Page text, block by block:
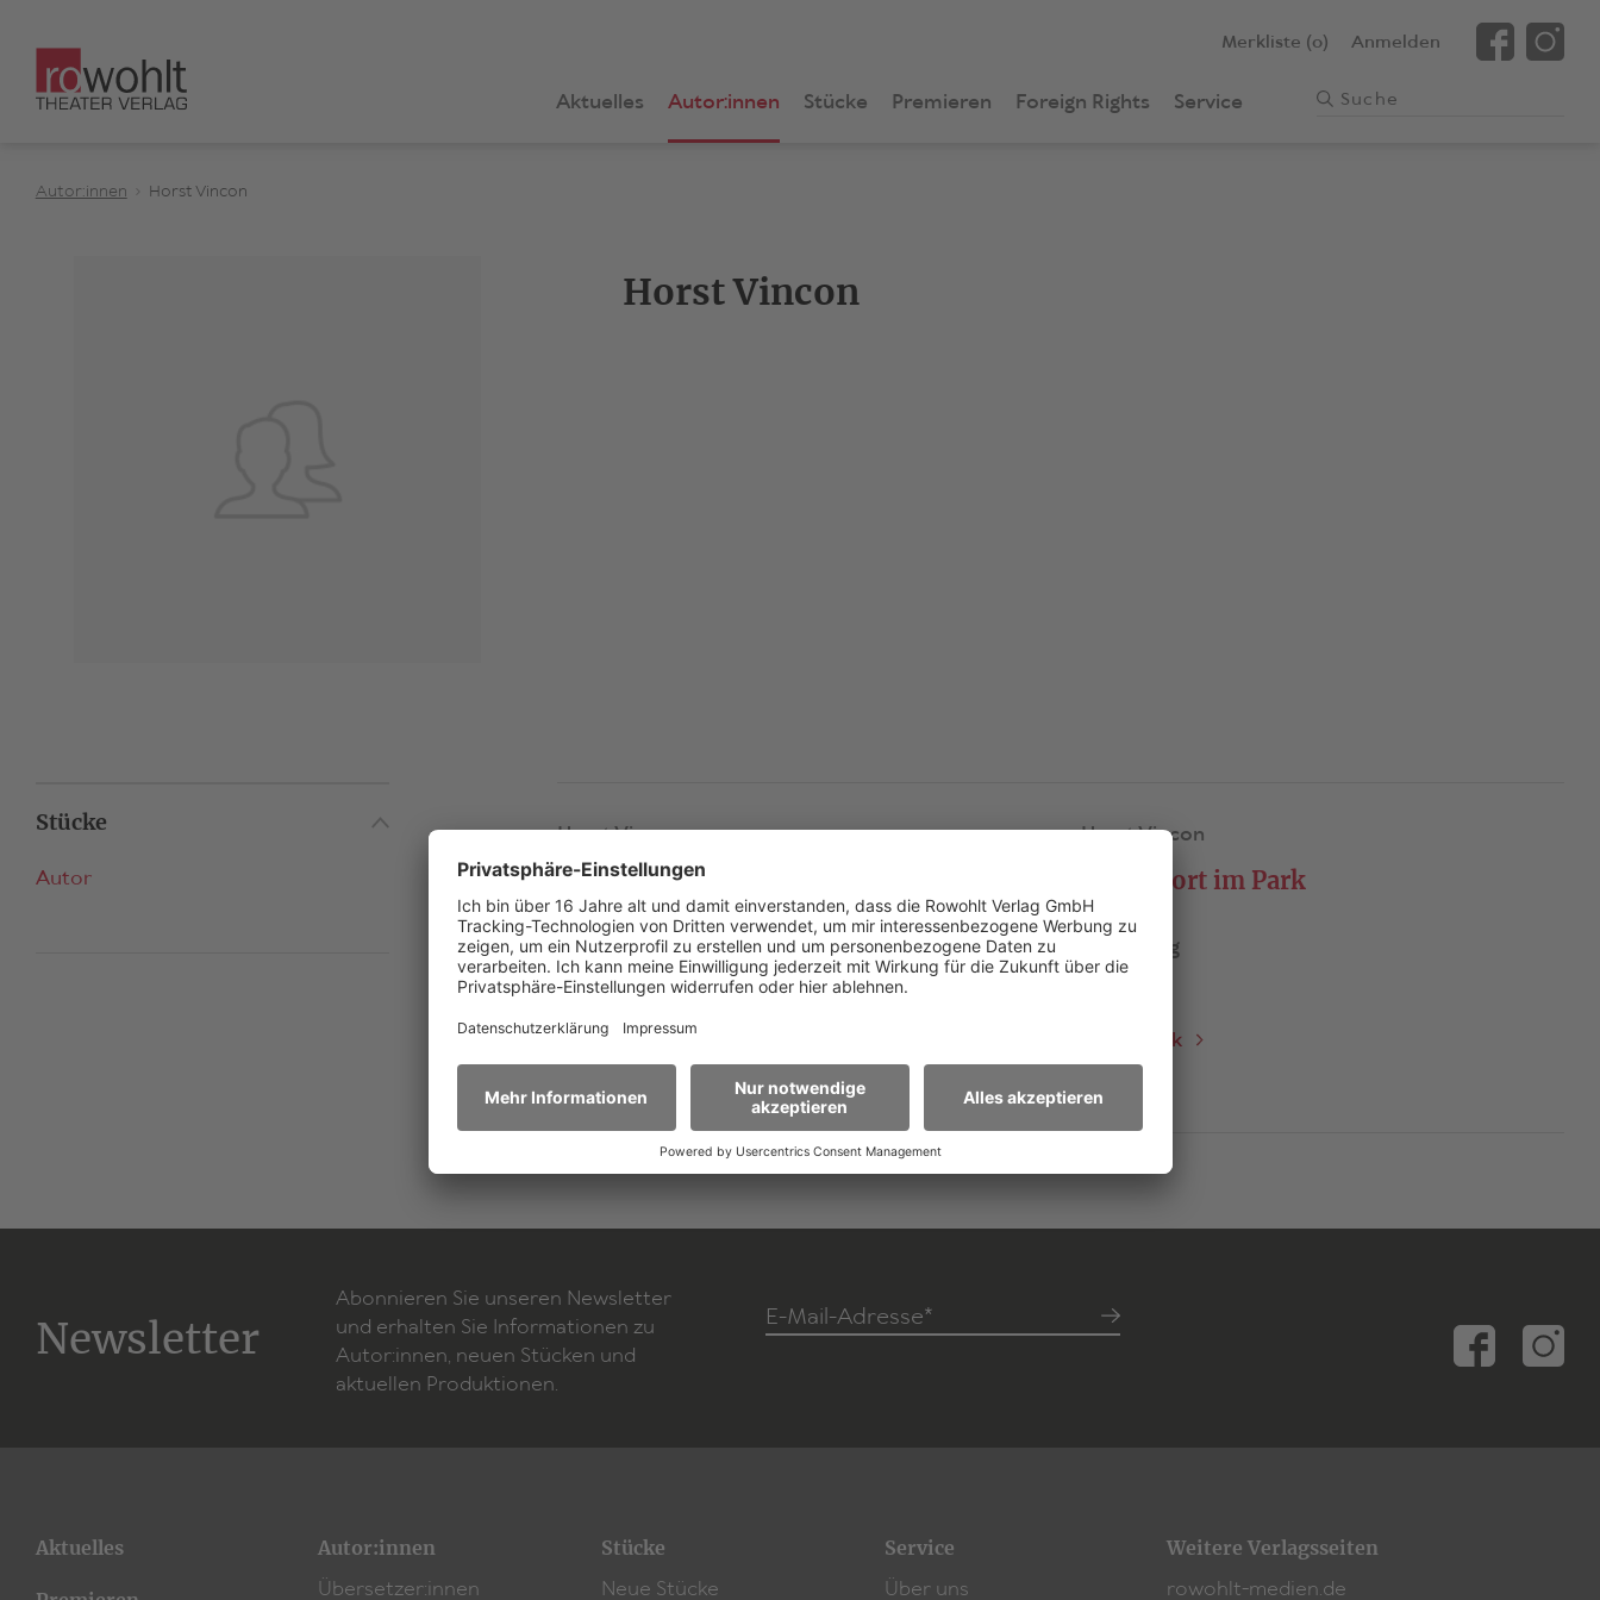
Merkliste (0) Anmelden
Aktuelles Autor:innen Stücke Premieren Foreign Rights Service
Autor:innen Horst Vincon
Horst Vincon
Stücke
Autor
Horst Vincon
Der Goethe muss weg
Komödie in einem Akt und für eine Person
Besetzung
1D
Horst Vincon
Kreuzwort im Park
Besetzung
2D / 1H
Zum Stück
Newsletter
Abonnieren Sie unseren Newsletter
und erhalten Sie Informationen zu
Autor:innen, neuen Stücken und
aktuellen Produktionen.
E-Mail-Adresse*
Aktuelles Autor:innen
Übersetzer:innen
Stücke
Neue Stücke
Service
Über uns
Weitere Verlagsseiten
rowohlt-medien.de